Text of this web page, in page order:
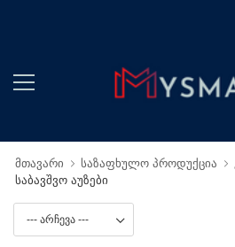
მთავარი საზაფხულო პროდუქცია
საბავშვო აუზები